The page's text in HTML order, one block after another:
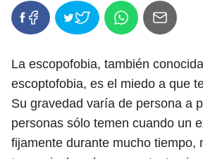
La escopofobia, también
escoptofobia, es el miedo a que
Su gravedad varía de persona a
personas sólo temen cuando un
fijamente durante mucho tiempo,